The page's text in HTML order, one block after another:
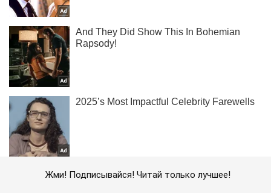
Жми! Подписывайся! Читай только лучшее!